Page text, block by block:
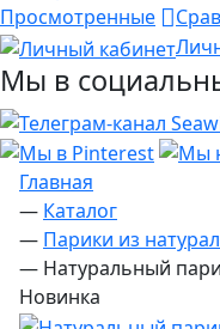
Просмотренные
Мы в
Главная
— Каталог
— Парики из
— Натуральный
Новинка